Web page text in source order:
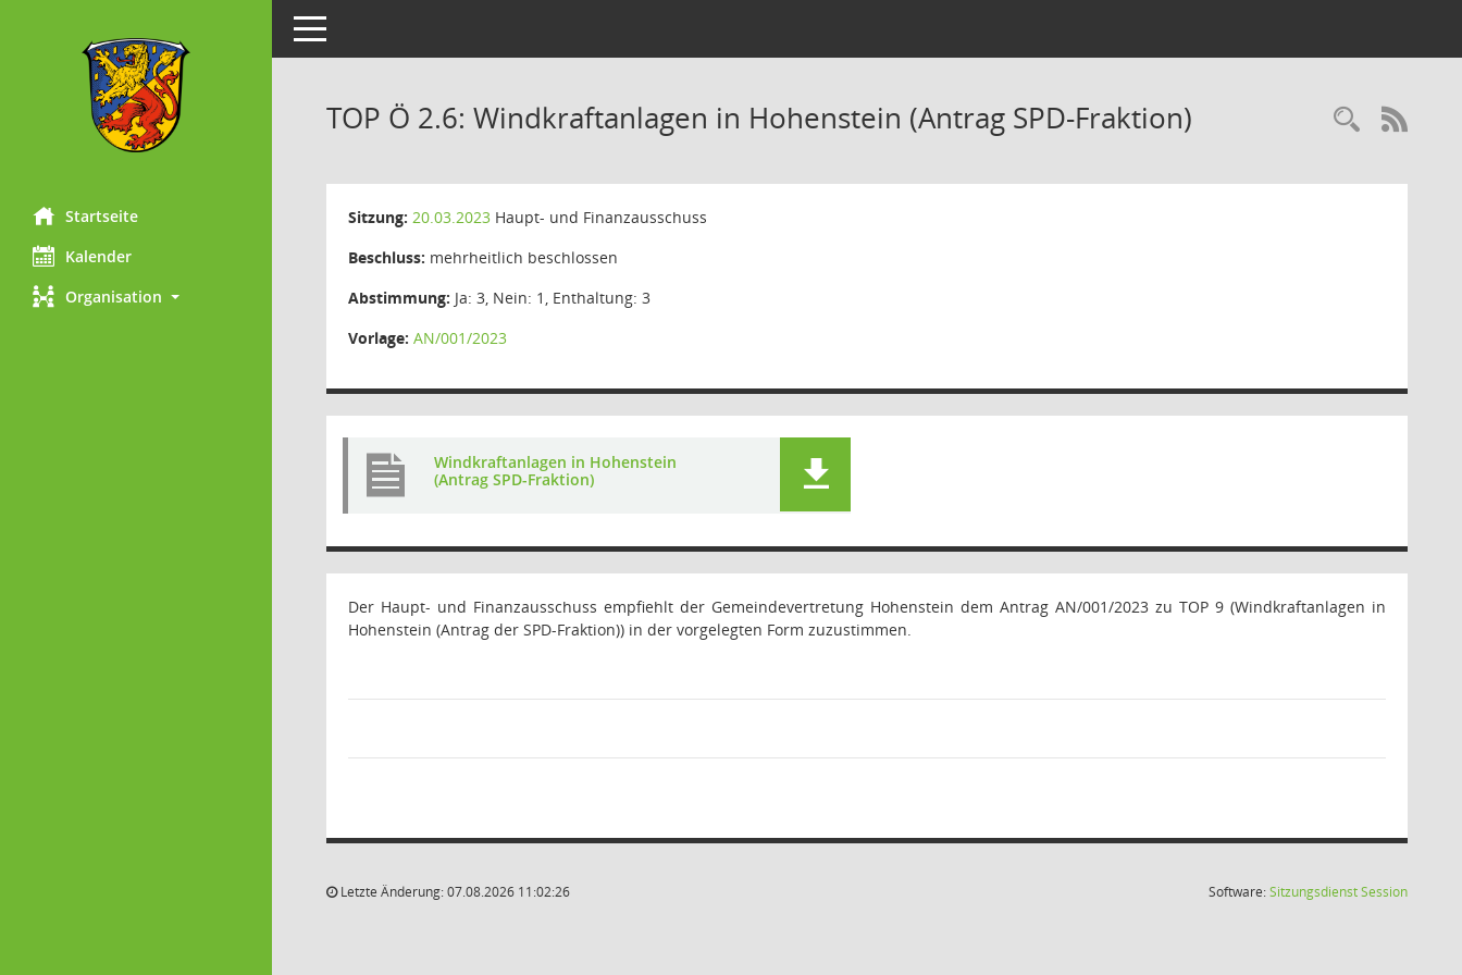
Startseite
Kalender
Organisation
Toggle navigation
TOP Ö 2.6: Windkraftanlagen in Hohenstein (Antrag SPD-Fraktion)
Sitzung: 20.03.2023 Haupt- und Finanzausschuss
Beschluss: mehrheitlich beschlossen
Abstimmung: Ja: 3, Nein: 1, Enthaltung: 3
Vorlage: AN/001/2023
Windkraftanlagen in Hohenstein
(Antrag SPD-Fraktion)
Der Haupt- und Finanzausschuss empfiehlt der Gemeindevertretung Hohenstein dem Antrag AN/001/2023 zu TOP 9 (Windkraftanlagen in
Hohenstein (Antrag der SPD-Fraktion)) in der vorgelegten Form zuzustimmen.
Letzte Änderung: 07.08.2026 11:02:26 Software:SitzungsdienstSession(Wird in